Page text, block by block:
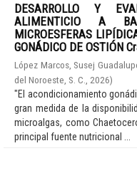
DESARROLLO Y
ALIMENTICIO A
MICROESFERAS
GONÁDICO DE OSTIÓN
López Marcos, Susej
del Noroeste, S. C.
2026)
"El acondicionamiento
gran medida de la
microalgas, como
principal fuente nutricional ...